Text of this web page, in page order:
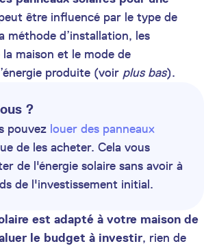
être influencé par le type de
méthode d’installation, les
maison et le mode de
produite (voir plus bas).
?
pouvez louer des panneaux
de les acheter. Cela vous
de l'énergie solaire sans avoir à
de l'investissement initial.
est adapté à votre maison de
le budget à investir, rien de